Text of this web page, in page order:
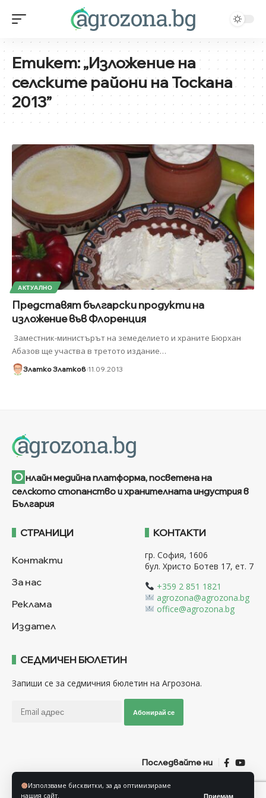
Използваме бисквитки, за да оптимизираме
нашия сайт.
Приемам
Етикет:„Изложение на
селските райони на Тоскана
2013”
АКТУАЛНО
Представят български продукти на
изложение във Флоренция
Заместник-министърът на земеделието и храните Бюрхан
Абазов ще участва в третото издание…
Златко Златков 11.09.2013
О нлайн медийна платформа, посветена на
селското стопанство и хранителната индустрия в
България
СТРАНИЦИ
Контакти
За нас
Реклама
Издател
КОНТАКТИ
гр. София, 1606
бул. Христо Ботев 17, ет. 7
+359 2 851 1821
agrozona@agrozona.bg
office@agrozona.bg
СЕДМИЧЕН БЮЛЕТИН
Запиши се за седмичния бюлетин на Агрозона.
Абонирай се
Последвайте ни
Общи условия Политика за използване на “Бисквитки”